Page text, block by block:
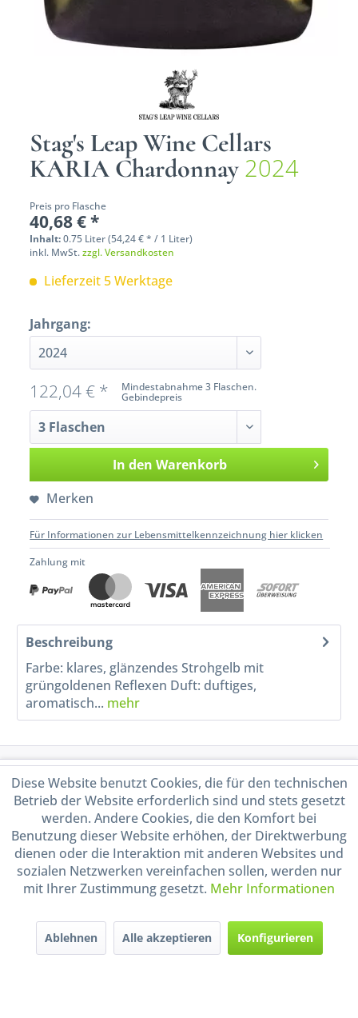
Stag's Leap Wine Cellars
KARIA Chardonnay 2024
Preis pro Flasche
40,68 € *
Inhalt:0.75 Liter (54,24 € * / 1 Liter)
inkl. MwSt.zzgl. Versandkosten
Lieferzeit 5 Werktage
Jahrgang:
Mindestabnahme 3 Flaschen.
Gebindepreis
122,04 € *
In den Warenkorb
Merken
Für Informationen zur Lebensmittelkennzeichnung hier klicken
Zahlung mit
Beschreibung
Farbe: klares, glänzendes Strohgelb mit
grüngoldenen Reflexen Duft: duftiges,
aromatisch... mehr
Service Hotline
Shop Service
Informationen
Handel mit BIO-Weinen
durch DE-ÖKO-009
Diese Website benutzt Cookies, die für den technischen
Betrieb der Website erforderlich sind und stets gesetzt
werden. Andere Cookies, die den Komfort bei
Benutzung dieser Website erhöhen, der Direktwerbung
dienen oder die Interaktion mit anderen Websites und
sozialen Netzwerken vereinfachen sollen, werden nur
mit Ihrer Zustimmung gesetzt. Mehr Informationen
Ablehnen Alle akzeptieren Konfigurieren